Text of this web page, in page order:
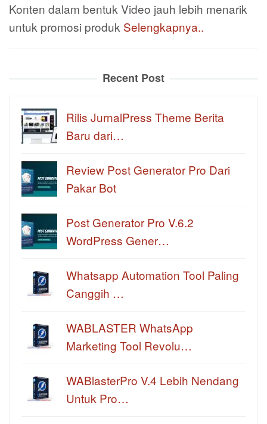
Konten dalam bentuk Video jauh lebih menarik
untuk promosi produk Selengkapnya..
Recent Post
Rilis JurnalPress Theme Berita
Baru dari…
Review Post Generator Pro Dari
Pakar Bot
Post Generator Pro V.6.2
WordPress Gener…
Whatsapp Automation Tool Paling
Canggih …
WABLASTER WhatsApp
Marketing Tool Revolu…
WABlasterPro V.4 Lebih Nendang
Untuk Pro…